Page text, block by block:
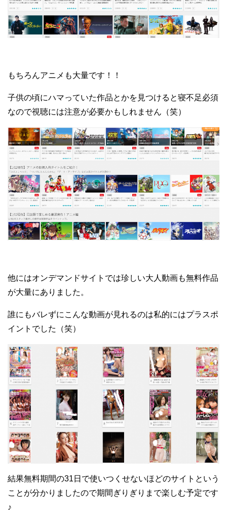
もちろんアニメも大量です！！
子供の頃にハマっていた作品とかを見つけると寝不足必須
なので視聴には注意が必要かもしれません（笑）
他にはオンデマンドサイトでは珍しい大人動画も無料作品
が大量にありました。
誰にもバレずにこんな動画が見れるのは私的にはプラスポ
イントでした（笑）
結果無料期間の31日で使いつくせないほどのサイトという
ことが分かりましたので期間ぎりぎりまで楽しむ予定です
♪